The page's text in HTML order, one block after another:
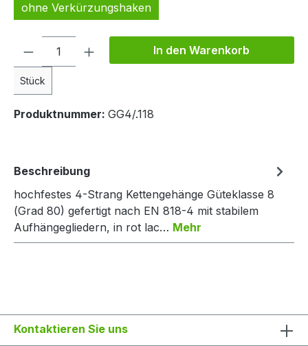
ohne Verkürzungshaken
Produkt Anzahl: Gib den
Stück
In den Warenkorb
Produktnummer: GG4/.118
Beschreibung
hochfestes 4-Strang Kettengehänge Güteklasse 8
(Grad 80) gefertigt nach EN 818-4 mit stabilem
Aufhängegliedern, in rot lac… Mehr
Kontaktieren Sie uns